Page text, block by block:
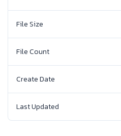
File Size
File Count
Create Date
Last Updated